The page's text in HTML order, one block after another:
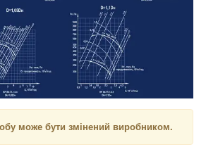
може бути змінений виробником.